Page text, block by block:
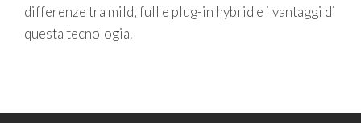
differenze tra mild, full e plug-in hybrid e i vantaggi di
questa tecnologia.